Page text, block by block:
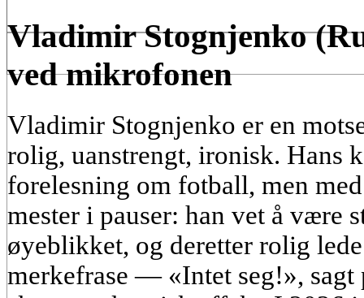
Vladimir Stognjenko
ved mikrofonen
Vladimir Stognjenko er en
rolig, uanstrengt, ironisk. Hans
forelesning om fotball, men
mester i pauser: han vet å være
øyeblikket, og deretter rolig
merkefrase — «Intet seg!», sagt